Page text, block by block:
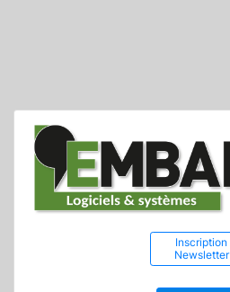
Inscription
Newsletter